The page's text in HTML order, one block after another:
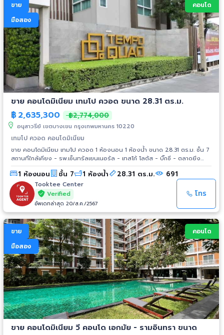
ขาย
มือสอง
คอนโด
ขาย คอนโดมิเนียม เทมโป ควอด ขนาด 28.31 ตร.ม.
฿ 2,635,300 ฿2,774,000
อนุสาวรีย์ เขตบางเขน กรุงเทพมหานคร 10220
เทมโป ควอด คอนโดมิเนียม
ขาย คอนโดมิเนียม เทมโป ควอด 1 ห้องนอน 1 ห้องน้ำ ขนาด 28.31 ตร.ม. ชั้น 7
สถานที่ใกล้เคียง - รพ.เซ็นทรัลเยนเนอรัล - เทสโก้ โลตัส - บิ๊กซี - ตลาดยิ่ง
เจริญ - รถไฟฟ้าสายสีเขียว
1 ห้องนอน ชั้น 7 1 ห้องน้ำ 28.31 ตร.ม. 691
Tooktee Center
Verified
อัพเดทล่าสุด 20/ส.ค./2567
โทร
ขาย
มือสอง
คอนโด
ขาย คอนโดมิเนียม วี คอนโด เอกมัย - รามอินทรา ขนาด